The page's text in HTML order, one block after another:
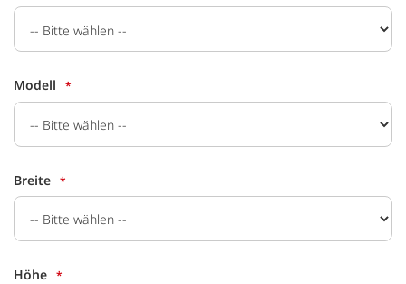
Modell
Breite
Höhe